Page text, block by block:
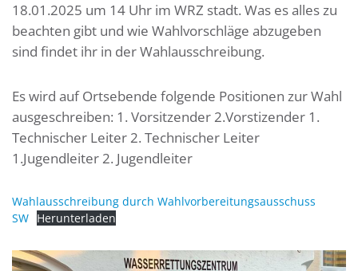
18.01.2025 um 14 Uhr im WRZ stadt. Was es alles zu
beachten gibt und wie Wahlvorschläge abzugeben
sind findet ihr in der Wahlausschreibung.
Es wird auf Ortsebende folgende Positionen zur Wahl
ausgeschreiben: 1. Vorsitzender 2.Vorstizender 1.
Technischer Leiter 2. Technischer Leiter
1.Jugendleiter 2. Jugendleiter
Wahlausschreibung durch Wahlvorbereitungsausschuss
SW Herunterladen